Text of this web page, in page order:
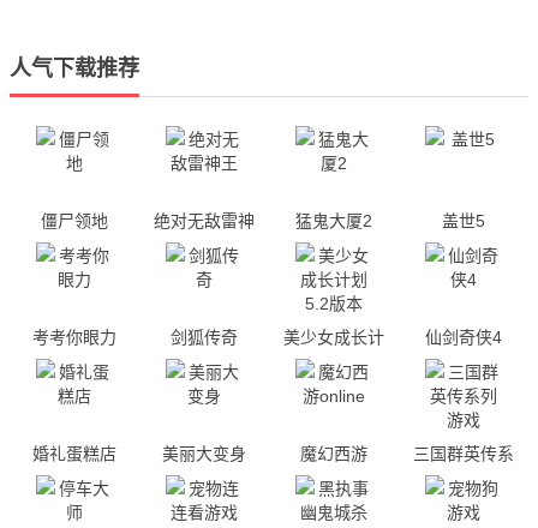
人气下载推荐
僵尸领地
绝对无敌雷神
王
猛鬼大厦2 盖世5
考考你眼力 剑狐传奇
美少女成长计
划5.2版本
仙剑奇侠4
婚礼蛋糕店 美丽大变身
魔幻西游
online
三国群英传系
列游戏